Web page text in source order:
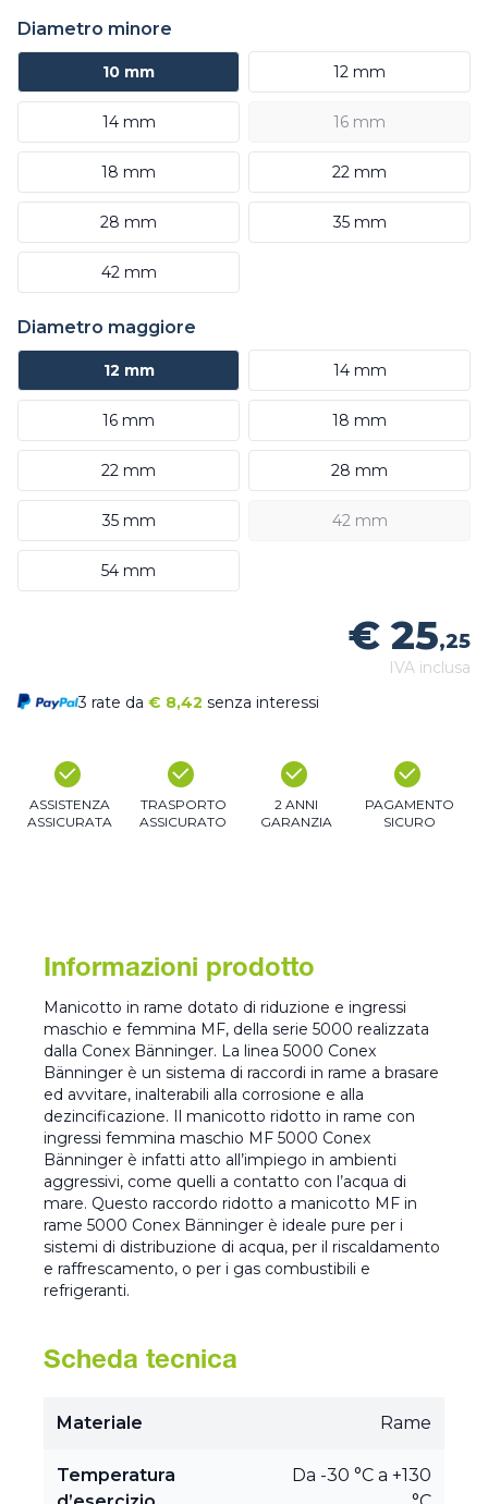
Diametro minore
10 mm 12 mm
14 mm 16 mm
18 mm 22 mm
28 mm 35 mm
42 mm
Diametro maggiore
12 mm 14 mm
16 mm 18 mm
22 mm 28 mm
35 mm 42 mm
54 mm
€ 25,25
IVA inclusa
3 rate da € 8,42 senza interessi
ASSISTENZA
ASSICURATA
TRASPORTO
ASSICURATO
2 ANNI
GARANZIA
PAGAMENTO
SICURO
Informazioni prodotto
Manicotto in rame dotato di riduzione e ingressi
maschio e femmina MF, della serie 5000 realizzata
dalla Conex Bänninger. La linea 5000 Conex
Bänninger è un sistema di raccordi in rame a brasare
ed avvitare, inalterabili alla corrosione e alla
dezincificazione. Il manicotto ridotto in rame con
ingressi femmina maschio MF 5000 Conex
Bänninger è infatti atto all’impiego in ambienti
aggressivi, come quelli a contatto con l’acqua di
mare. Questo raccordo ridotto a manicotto MF in
rame 5000 Conex Bänninger è ideale pure per i
sistemi di distribuzione di acqua, per il riscaldamento
e raffrescamento, o per i gas combustibili e
refrigeranti.
Scheda tecnica
Materiale Rame
Temperatura
Da -30 °C a +130